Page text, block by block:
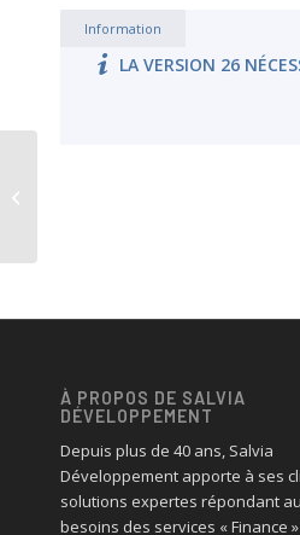
Information
LA VERSION 26
À PROPOS DE SALVIA
DÉVELOPPEMENT
Depuis plus de 40 ans, Salvia
Développement apporte à ses
solutions expertes répondant
besoins des services « Finance